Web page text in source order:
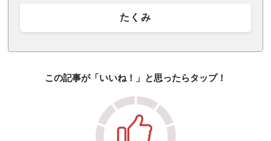
たくみ
この記事が「いいね！」と思ったらタップ！